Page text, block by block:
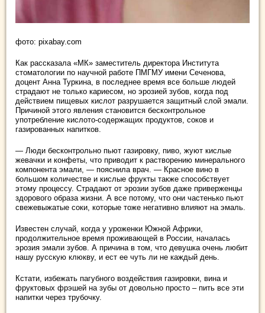
фото: pixabay.com
Как рассказала «МК» заместитель директора Института
стоматологии по научной работе ПМГМУ имени Сеченова,
доцент Анна Туркина, в последнее время все больше людей
страдают не только кариесом, но эрозией зубов, когда под
действием пищевых кислот разрушается защитный слой эмали.
Причиной этого явления становится бесконтрольное
употребление кислото-содержащих продуктов, соков и
газированных напитков.
— Люди бесконтрольно пьют газировку, пиво, жуют кислые
жевачки и конфеты, что приводит к растворению минерального
компонента эмали, — пояснила врач. — Красное вино в
большом количестве и кислые фрукты также способствует
этому процессу. Страдают от эрозии зубов даже приверженцы
здорового образа жизни. А все потому, что они частенько пьют
свежевыжатые соки, которые тоже негативно влияют на эмаль.
Известен случай, когда у уроженки Южной Африки,
продолжительное время проживающей в России, началась
эрозия эмали зубов. А причина в том, что девушка очень любит
нашу русскую клюкву, и ест ее чуть ли не каждый день.
Кстати, избежать пагубного воздействия газировки, вина и
фруктовых фрэшей на зубы от довольно просто – пить все эти
напитки через трубочку.